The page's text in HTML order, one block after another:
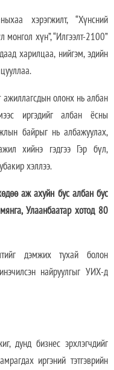
хэрэгжилт, “Хүнсний
монгол хүн”, “Илгээлт-2100”
харилцаа, нийгэм, эдийн
ажиллагсдын олонх нь албан
иргэдийг албан ёсны
байрыг нь албажуулах,
хийнэ гэдгээ Гэр бүл,
хэллээ.
аж ахуйн бус албан бус
Улаанбаатар хотод 80
дэмжих тухай болон
найруулгыг УИХ-д
дунд бизнес эрхлэгчдийг
иргэний тэтгэврийн